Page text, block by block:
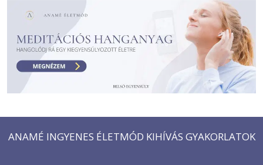
ANAMÉ INGYENES ÉLETMÓD KIHÍVÁS GYAKORLATOK